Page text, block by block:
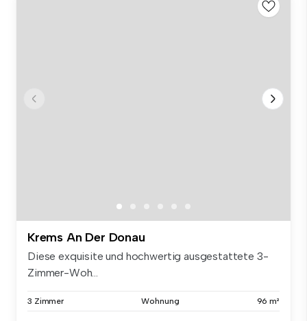
Krems An Der Donau
Diese exquisite und hochwertig ausgestattete 3-
Zimmer-Woh...
3 Zimmer Wohnung 96 m²